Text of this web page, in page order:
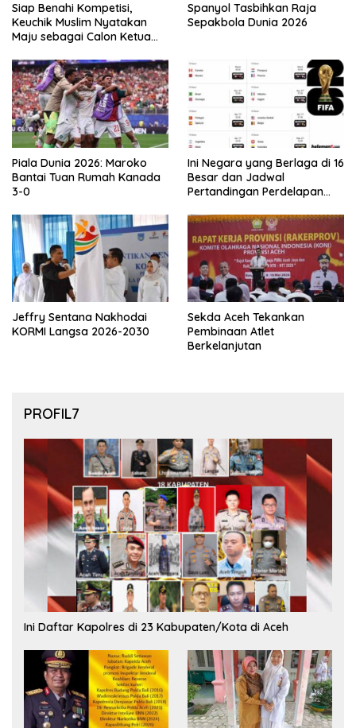
Siap Benahi Kompetisi,
Keuchik Muslim Nyatakan
Maju sebagai Calon Ketua
Spanyol Tasbihkan Raja
Sepakbola Dunia 2026
Piala Dunia 2026: Maroko
Bantai Tuan Rumah Kanada
3-0
Ini Negara yang Berlaga di 16
Besar dan Jadwal
Pertandingan Perdelapan
Jeffry Sentana Nakhodai
KORMI Langsa 2026-2030
Sekda Aceh Tekankan
Pembinaan Atlet
Berkelanjutan
PROFIL7
Ini Daftar Kapolres di 23 Kabupaten/Kota di Aceh